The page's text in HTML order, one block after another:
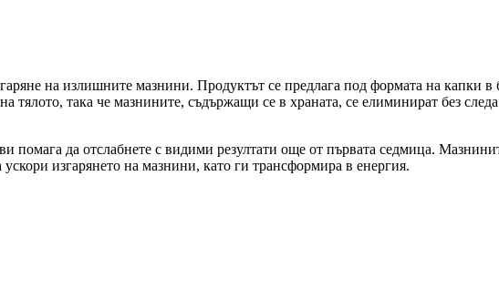
на излишните мазнини. Продуктът се предлага под формата на капки в
тялото, така че мазнините, съдържащи се в храната, се елиминират без
помага да отслабнете с видими резултати още от първата седмица.
изгарянето на мазнини, като ги трансформира в енергия.